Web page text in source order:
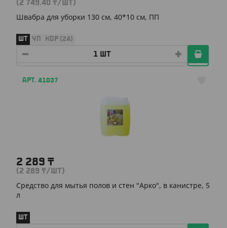
(2 749.40 ₸/ШТ)
Швабра для уборки 130 см, 40*10 см, ПП
ШТ УП КОР (24)
АРТ. 41037
2 289 ₸
(2 289 ₸/ШТ)
Средство для мытья полов и стен "Арко", в канистре, 5
л
ШТ